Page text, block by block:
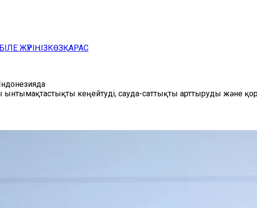
БІЛЕ ЖҮРІҢІЗКӨЗҚАРАС
кеңейтуді, сауда-саттықты арттыруды және